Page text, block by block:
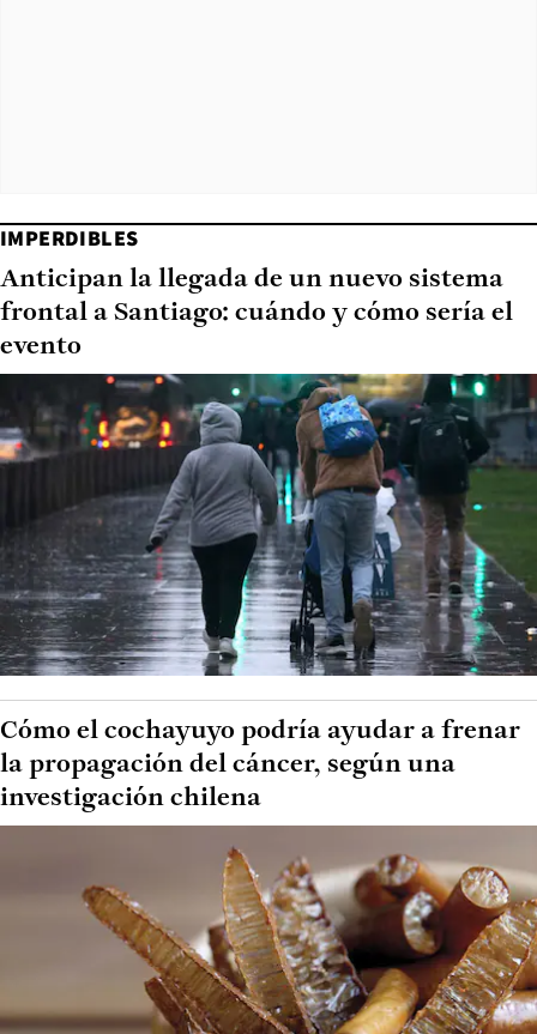
IMPERDIBLES
Anticipan la llegada de un nuevo sistema
frontal a Santiago: cuándo y cómo sería el
evento
Cómo el cochayuyo podría ayudar a frenar
la propagación del cáncer, según una
investigación chilena